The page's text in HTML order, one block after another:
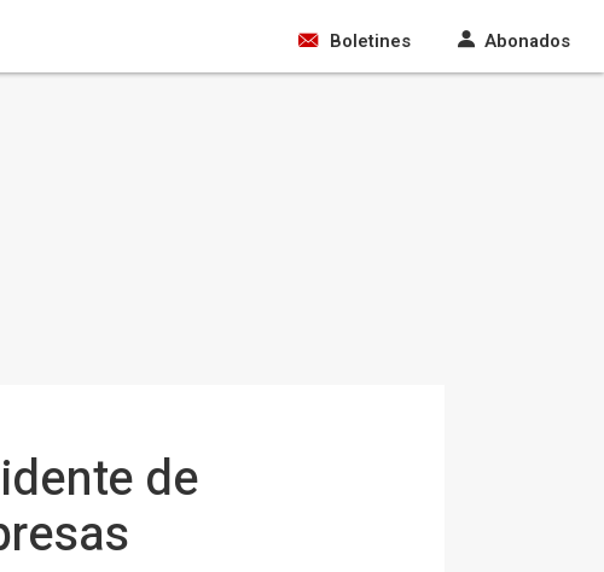
Boletines Abonados
de